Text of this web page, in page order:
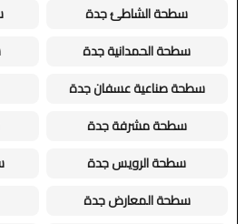
سطحة الشاطئ جدة
سطحة الحمدانية جدة
سطحة صناعية عسفان جدة
سطحة مشرفة جدة
سطحة الرويس جدة
سطحة المعارض جدة